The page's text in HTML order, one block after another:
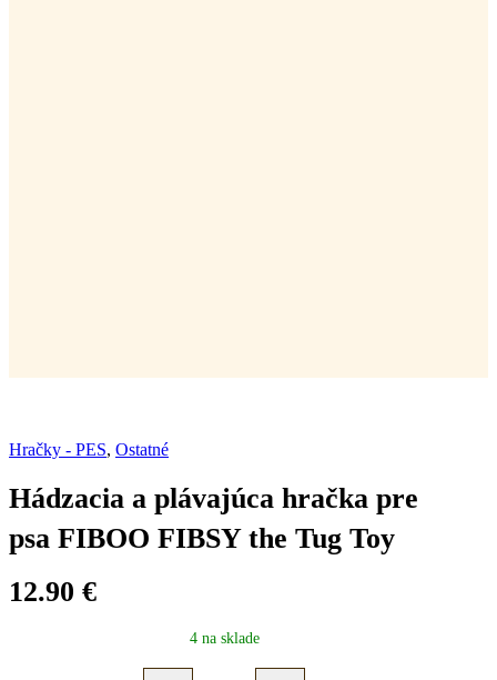
Hračky - PES, Ostatné
Hádzacia a plávajúca hračka pre
psa FIBOO FIBSY the Tug Toy
12.90 €
4 na sklade